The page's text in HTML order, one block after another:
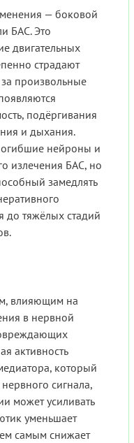
— боковой
БАС. Это
двигательных
страдают
произвольные
подёргивания
и дыхания.
нейроны и
излечения БАС, но
замедлять
до тяжёлых стадий
влияющим на
в нервной
активность
который
сигнала,
может усиливать
уменьшает
самым снижает